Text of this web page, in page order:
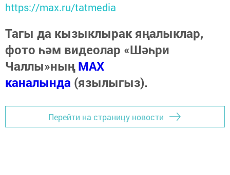
https://max.ru/tatmedia
Тагы да кызыклырак яңалыклар,
фото һәм видеолар «Шәһри
Чаллы»ныңMAX
каналында (язылыгыз).
Перейти на страницу новости